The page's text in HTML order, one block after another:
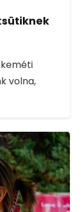
volna,